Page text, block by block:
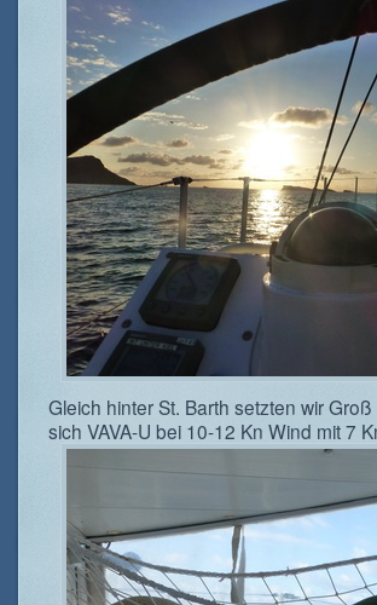
Gleich hinter St. Barth setzten wir
sich VAVA-U bei 10-12 Kn Wind mit 7